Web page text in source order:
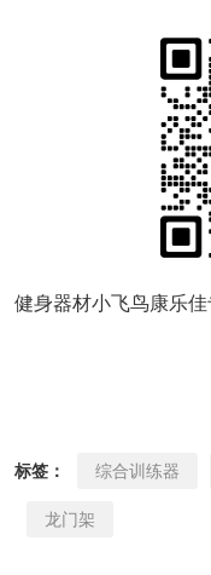
健身器材小飞鸟康乐
标签： 综合训练器
龙门架